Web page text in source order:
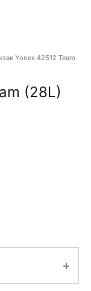
Yonex 42512 Team
(28L)